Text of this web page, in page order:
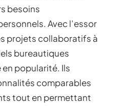
besoins
Avec l’essor
projets collaboratifs à
bureautiques
popularité. Ils
comparables
tout en permettant